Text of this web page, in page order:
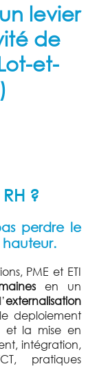
levier
de
et-
?
perdre le
hauteur.
PME et ETI
en un
externalisation
deploiement
et la mise en
intégration,
pratiques